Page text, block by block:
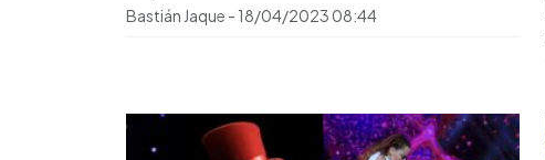
Bastián Jaque - 18/04/2023 08:44